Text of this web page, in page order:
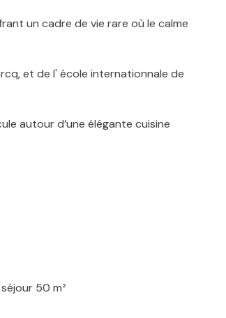
un cadre de vie rare où le calme
et de l' école internationnale de
autour d’une élégante cuisine
et une vie de plain-pied
ainsi qu’une quatrième pièce
séjour 50 m²